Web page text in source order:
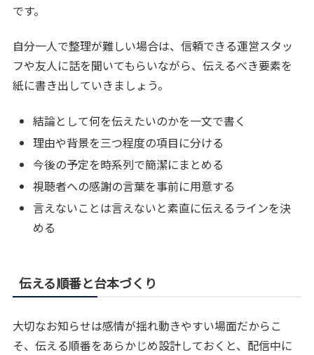
です。
自分一人で整理が難しい場合は、信頼できる運営スタッ
フや友人に話を聞いてもらいながら、伝えるべき要素を
紙に書き出していきましょう。
結論として何を伝えたいのかを一文で書く
理由や背景を三つ程度の項目に分ける
今後の予定を時系列で簡潔にまとめる
視聴者への感謝の言葉を事前に用意する
言えないことは言えないと素直に伝えるラインを決
める
伝える順番と台本づくり
大切なお知らせは感情が揺れ動きやすい場面だからこ
そ、伝える順番をあらかじめ設計しておくと、配信中に